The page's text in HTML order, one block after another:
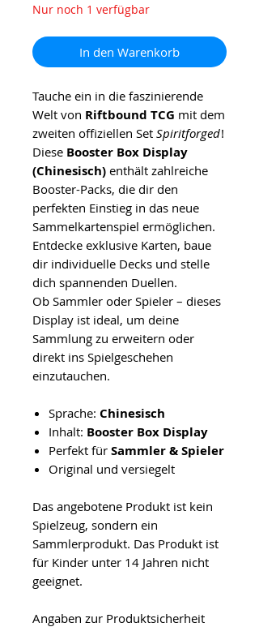
Nur noch 1 verfügbar
In den Warenkorb
Tauche ein in die faszinierende
Welt von Riftbound TCG mit dem
zweiten offiziellen Set Spiritforged!
Diese Booster Box Display
(Chinesisch) enthält zahlreiche
Booster-Packs, die dir den
perfekten Einstieg in das neue
Sammelkartenspiel ermöglichen.
Entdecke exklusive Karten, baue
dir individuelle Decks und stelle
dich spannenden Duellen.
Ob Sammler oder Spieler – dieses
Display ist ideal, um deine
Sammlung zu erweitern oder
direkt ins Spielgeschehen
einzutauchen.
Sprache: Chinesisch
Inhalt: Booster Box Display
Perfekt für Sammler & Spieler
Original und versiegelt
Das angebotene Produkt ist kein
Spielzeug, sondern ein
Sammlerprodukt. Das Produkt ist
für Kinder unter 14 Jahren nicht
geeignet.
Angaben zur Produktsicherheit